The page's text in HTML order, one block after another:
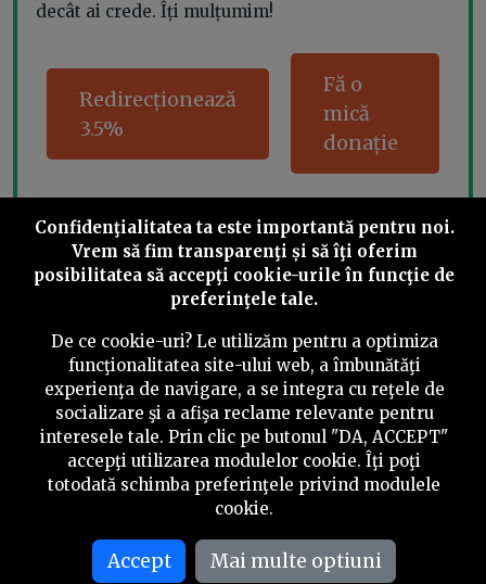
decât ai crede. Îți mulțumim!
Redirecționează
3.5%
Fă o
mică
donație
Share this
©2026 PressOne.ro
RSSNewslettereDespre noiPolitica editorială
Politica de verificare a conținutuluiContact
Termeni și condiții
Confidenţialitatea ta este importantă pentru noi.
Vrem să fim transparenţi și să îţi oferim
posibilitatea să accepţi cookie-urile în funcţie de
preferinţele tale.
De ce cookie-uri? Le utilizăm pentru a optimiza
funcţionalitatea site-ului web, a îmbunătăţi
experienţa de navigare, a se integra cu reţele de
socializare şi a afişa reclame relevante pentru
interesele tale. Prin clic pe butonul "DA, ACCEPT"
accepţi utilizarea modulelor cookie. Îţi poţi
totodată schimba preferinţele privind modulele
cookie.
Accept Mai multe optiuni